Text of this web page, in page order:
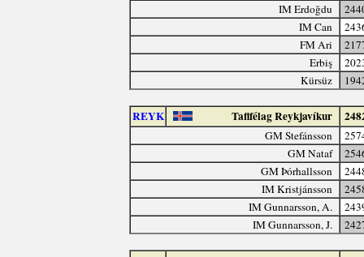
IM Erdoğdu
IM Can
FM Ari
Erbiş
Kürsüz
REYK Taflfélag Reykjavíkur
GM Stefánsson
GM Nataf
GM Þórhallsson
IM Kristjánsson
IM Gunnarsson, A.
IM Gunnarsson, J.